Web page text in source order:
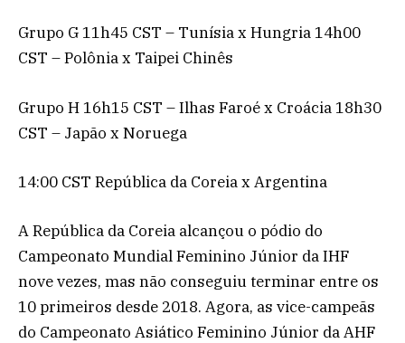
Grupo G 11h45 CST – Tunísia x Hungria 14h00
CST – Polônia x Taipei Chinês
Grupo H 16h15 CST – Ilhas Faroé x Croácia 18h30
CST – Japão x Noruega
14:00 CST República da Coreia x Argentina
A República da Coreia alcançou o pódio do
Campeonato Mundial Feminino Júnior da IHF
nove vezes, mas não conseguiu terminar entre os
10 primeiros desde 2018. Agora, as vice-campeãs
do Campeonato Asiático Feminino Júnior da AHF